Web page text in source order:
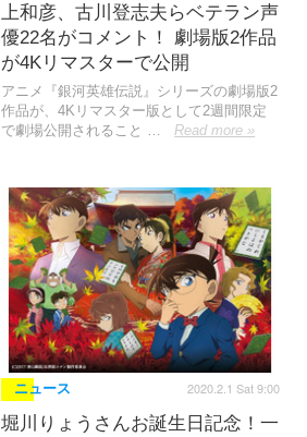
上和彦、古川登志夫らベテラン声
優22名がコメント！ 劇場版2作品
が4Kリマスターで公開
アニメ『銀河英雄伝説』シリーズの劇場版2
作品が、4Kリマスター版として2週間限定
で劇場公開されること …
Read more »
ニュース 2020.2.1 Sat 9:00
堀川りょうさんお誕生日記念！一